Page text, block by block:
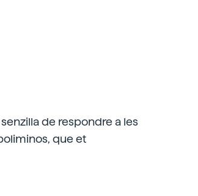
de respondre a les
que et